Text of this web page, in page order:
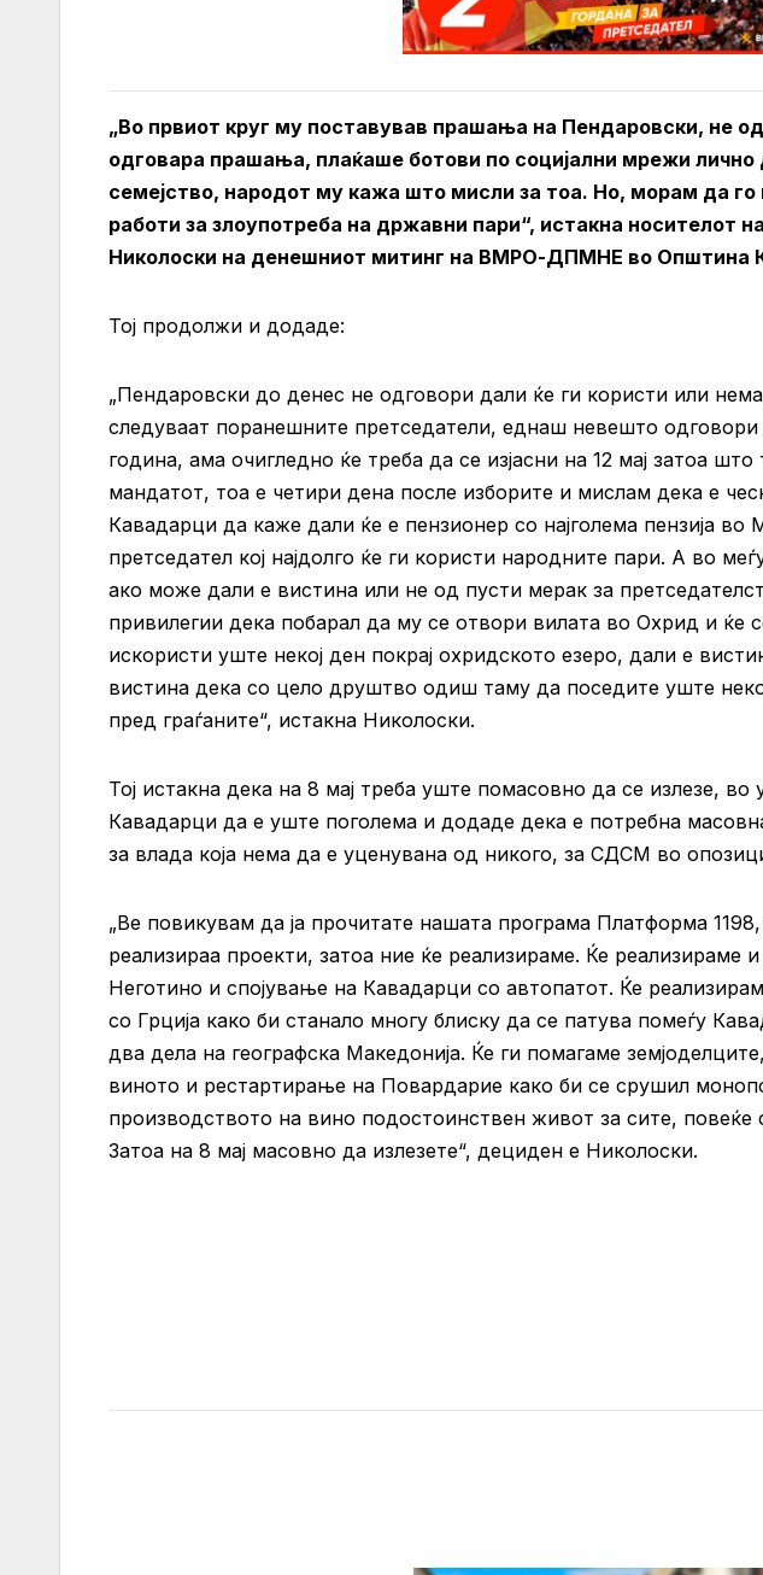
„Во првиот круг му поставував прашања на Пендаровски, не
одговара прашања, плаќаше ботови по социјални мрежи
семејство, народот му кажа што мисли за тоа. Но, морам да
работи за злоупотреба на државни пари“, истакна
Николоски на денешниот митинг на ВМРО-ДПМНЕ во Општина
Тој продолжи и додаде:
„Пендаровски до денес не одговори дали ќе ги користи или
следуваат поранешните претседатели, еднаш невешто одговори
година, ама очигледно ќе треба да се изјасни на 12 мај затоа
мандатот, тоа е четири дена после изборите и мислам дека е
Кавадарци да каже дали ќе е пензионер со најголема пензија во
претседател кој најдолго ќе ги користи народните пари. А во
ако може дали е вистина или не од пусти мерак за
привилегии дека побарал да му се отвори вилата во Охрид и ќе
искористи уште некој ден покрај охридското езеро, дали е
вистина дека со цело друштво одиш таму да поседите уште
пред граѓаните“, истакна Николоски.
Тој истакна дека на 8 мај треба уште помасовно да се излезе, во
Кавадарци да е уште поголема и додаде дека е потребна
за влада која нема да е уценувана од никого, за СДСМ во
„Ве повикувам да ја прочитате нашата програма Платформа
реализираа проекти, затоа ние ќе реализираме. Ќе реализираме
Неготино и спојување на Кавадарци со автопатот. Ќе
со Грција како би станало многу блиску да се патува помеѓу
два дела на географска Македонија. Ќе ги помагаме
виното и рестартирање на Повардарие како би се срушил
производството на вино подостоинствен живот за сите, повеќе
Затоа на 8 мај масовно да излезете“, дециден е Николоски.